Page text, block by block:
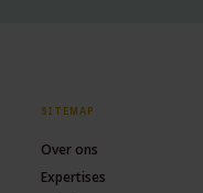
SITEMAP
Over ons
Expertises